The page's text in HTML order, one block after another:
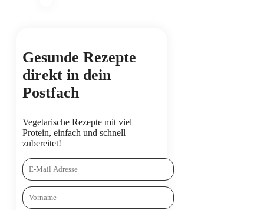
Gesunde Rezepte
direkt in dein
Postfach
Vegetarische Rezepte mit viel
Protein, einfach und schnell
zubereitet!